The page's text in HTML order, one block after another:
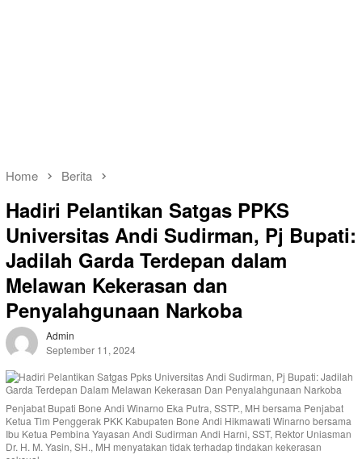
Home Berita
Hadiri Pelantikan Satgas PPKS
Universitas Andi Sudirman, Pj Bupati:
Jadilah Garda Terdepan dalam
Melawan Kekerasan dan
Penyalahgunaan Narkoba
Admin
September 11, 2024
Penjabat Bupati Bone Andi Winarno Eka Putra, SSTP., MH bersama Penjabat
Ketua Tim Penggerak PKK Kabupaten Bone Andi Hikmawati Winarno bersama
Ibu Ketua Pembina Yayasan Andi Sudirman Andi Harni, SST, Rektor Uniasman
Dr. H. M. Yasin, SH., MH menyatakan tidak terhadap tindakan kekerasan